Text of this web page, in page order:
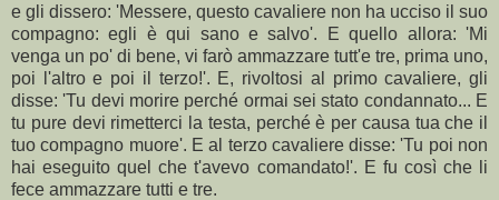
e gli dissero: 'Messere, questo cavaliere non ha ucciso il suo
compagno: egli è qui sano e salvo'. E quello allora: 'Mi
venga un po' di bene, vi farò ammazzare tutt'e tre, prima uno,
poi l'altro e poi il terzo!'. E, rivoltosi al primo cavaliere, gli
disse: 'Tu devi morire perché ormai sei stato condannato... E
tu pure devi rimetterci la testa, perché è per causa tua che il
tuo compagno muore'. E al terzo cavaliere disse: 'Tu poi non
hai eseguito quel che t'avevo comandato!'. E fu così che li
fece ammazzare tutti e tre.